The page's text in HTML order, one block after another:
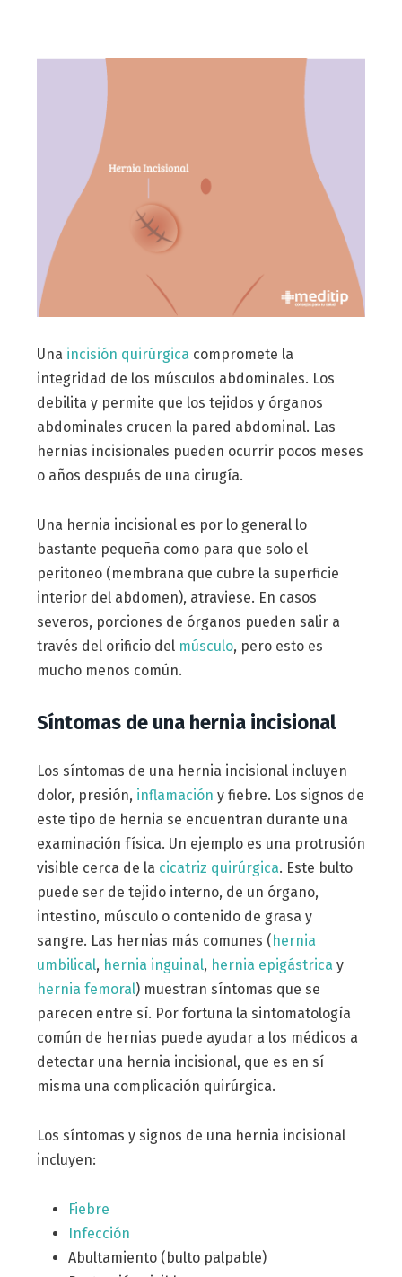
Una incisión quirúrgica compromete la
integridad de los músculos abdominales. Los
debilita y permite que los tejidos y órganos
abdominales crucen la pared abdominal. Las
hernias incisionales pueden ocurrir pocos meses
o años después de una cirugía.
Una hernia incisional es por lo general lo
bastante pequeña como para que solo el
peritoneo (membrana que cubre la superficie
interior del abdomen), atraviese. En casos
severos, porciones de órganos pueden salir a
través del orificio del músculo, pero esto es
mucho menos común.
Síntomas de una hernia incisional
Los síntomas de una hernia incisional incluyen
dolor, presión, inflamación y fiebre. Los signos de
este tipo de hernia se encuentran durante una
examinación física. Un ejemplo es una protrusión
visible cerca de la cicatriz quirúrgica. Este bulto
puede ser de tejido interno, de un órgano,
intestino, músculo o contenido de grasa y
sangre. Las hernias más comunes (hernia
umbilical, hernia inguinal, hernia epigástrica y
hernia femoral) muestran síntomas que se
parecen entre sí. Por fortuna la sintomatología
común de hernias puede ayudar a los médicos a
detectar una hernia incisional, que es en sí
misma una complicación quirúrgica.
Los síntomas y signos de una hernia incisional
incluyen:
Fiebre
Infección
Abultamiento (bulto palpable)